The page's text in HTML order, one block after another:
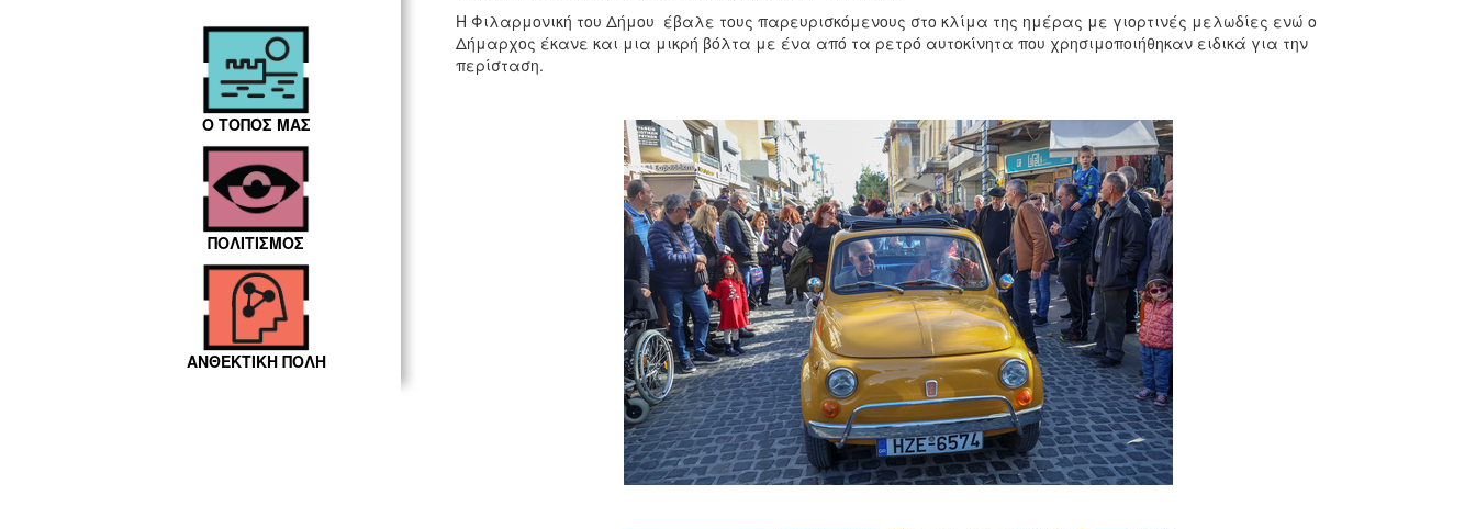
Ο ΤΟΠΟΣ ΜΑΣ
ΠΟΛΙΤΙΣΜΟΣ
ΑΝΘΕΚΤΙΚΗ ΠΟΛΗ
Η Φιλαρμονική του Δήμου έβαλε τους παρευρισκόμενους στο κλίμα της ημέρας με γιορτινές μελωδίες ενώ ο
Δήμαρχος έκανε και μια μικρή βόλτα με ένα από τα ρετρό αυτοκίνητα που χρησιμοποιήθηκαν ειδικά για την
περίσταση.